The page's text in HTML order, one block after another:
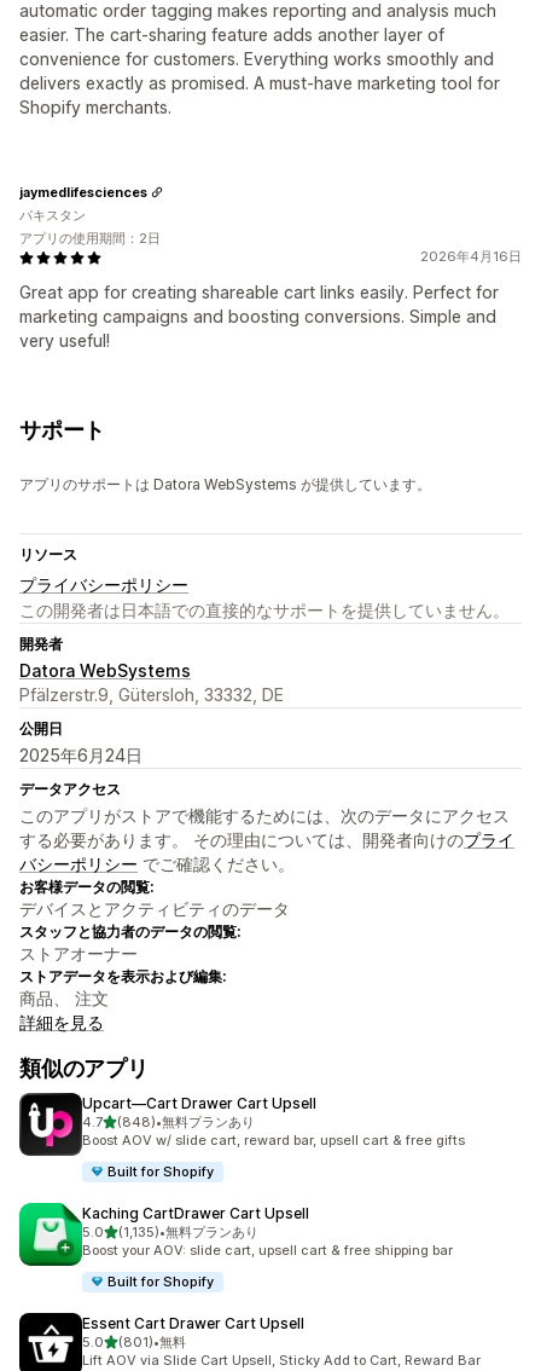
automatic order tagging makes reporting and analysis much
easier. The cart-sharing feature adds another layer of
convenience for customers. Everything works smoothly and
delivers exactly as promised. A must-have marketing tool for
Shopify merchants.
2026年4月16日
Great app for creating shareable cart links easily. Perfect for
marketing campaigns and boosting conversions. Simple and
very useful!
jaymedlifesciences
パキスタン
アプリの使用期間：2日
サポート
アプリのサポートは Datora WebSystems が提供しています。
リソース
プライバシーポリシー
この開発者は日本語での直接的なサポートを提供していません。
開発者
Datora WebSystems
Pfälzerstr.9, Gütersloh, 33332, DE
公開日
2025年6月24日
データアクセス
このアプリがストアで機能するためには、次のデータにアクセス
する必要があります。 その理由については、開発者向けのプライ
バシーポリシー でご確認ください。
お客様データの閲覧:
デバイスとアクティビティのデータ
スタッフと協力者のデータの閲覧:
ストアオーナー
ストアデータを表示および編集:
商品、 注文
詳細を見る
類似のアプリ
Upcart—Cart Drawer Cart Upsell
4.75つ星中
(848)
合計レビュー数：848件
•無料プランあり
Boost AOV w/ slide cart, reward bar, upsell cart & free gifts
Built for Shopify
Kaching CartDrawer Cart Upsell
5.05つ星中
(1,135)
合計レビュー数：1135件
•無料プランあり
Boost your AOV: slide cart, upsell cart & free shipping bar
Built for Shopify
Essent Cart Drawer Cart Upsell
5.05つ星中
(801)
合計レビュー数：801件
•無料
Lift AOV via Slide Cart Upsell, Sticky Add to Cart, Reward Bar